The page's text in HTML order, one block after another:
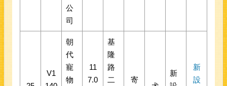
公
司
V1
朝
代
寵
物
11
7.0
基
隆
路
二
寄
新
新
設